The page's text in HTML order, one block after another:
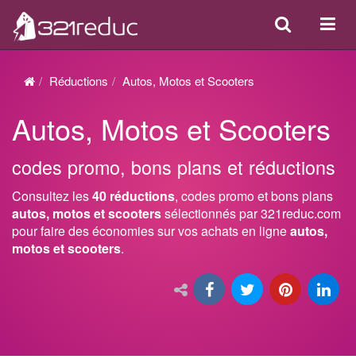
ou
Search
Réductions Autos, Motos et Scooters
Autos, Motos et Scooters
codes promo, bons plans et réductions
Consultez les40 réductions, codes promo et bons plans
autos, motos et scooterssélectionnés par 321reduc.com
pour faire des économies sur vos achats en ligneautos,
motos et scooters.